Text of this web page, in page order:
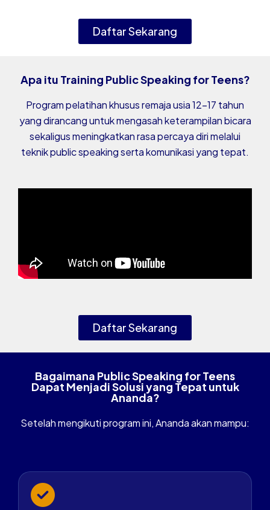
Daftar Sekarang
Apa itu Training Public Speaking for Teens?
Program pelatihan khusus remaja usia 12–17 tahun
yang dirancang untuk mengasah keterampilan bicara
sekaligus meningkatkan rasa percaya diri melalui
teknik public speaking serta komunikasi yang tepat.
Daftar Sekarang
Bagaimana Public Speaking for Teens
Dapat Menjadi Solusi yang Tepat untuk
Ananda?
Setelah mengikuti program ini, Ananda akan mampu: